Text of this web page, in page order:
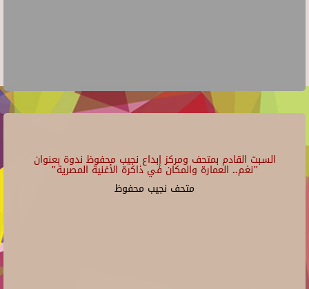
السبت القادم بمتحف ومركز إبداع نجيب محفوظ ندوة بعنوان
"نغم.. العمارة والمكان في ذاكرة الأغنية المصرية"
متحف نجيب محفوظ